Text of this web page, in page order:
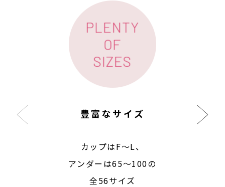
豊富なサイズ
カップはF〜L、
アンダーは65〜100の
全56サイズ